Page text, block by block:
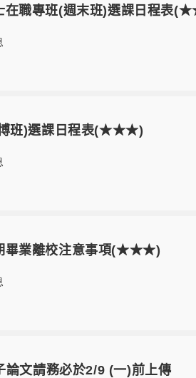
在職專班(週末班)選課日程表
博班)選課日程表(★★★)
畢業離校注意事項(★★★)
論文請務必於2/9 (一)前上傳